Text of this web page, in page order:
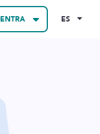
ENTRA ES